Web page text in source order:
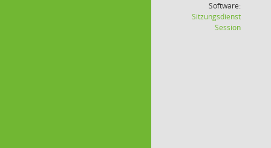
Software:
Sitzungsdienst
Session(Wird in